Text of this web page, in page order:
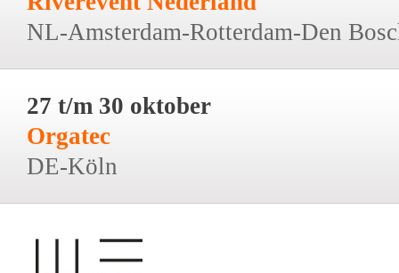
NL-Amsterdam-Rotterdam-Den
27 t/m 30 oktober
Orgatec
DE-Köln